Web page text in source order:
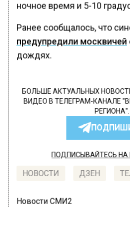
ночное время и 5-10
Ранее сообщалось, что
предупредили москвичей
дождях.
БОЛЬШЕ АКТУАЛЬНЫХ
ВИДЕО В ТЕЛЕГРАМ-КАНАЛЕ
РЕГИОНА".
ПОДПИСЫВАЙТЕСЬ НА
НОВОСТИ ДЗЕН
Новости СМИ2